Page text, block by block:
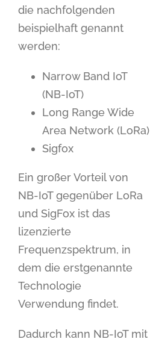
die nachfolgenden
beispielhaft genannt
werden:
Narrow Band IoT
(NB-IoT)
Long Range Wide
Area Network (LoRa)
Sigfox
Ein großer Vorteil von
NB-IoT gegenüber LoRa
und SigFox ist das
lizenzierte
Frequenzspektrum, in
dem die erstgenannte
Technologie
Verwendung findet.
Dadurch kann NB-IoT mit